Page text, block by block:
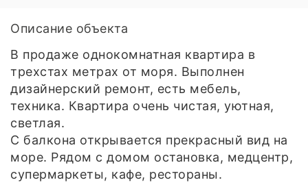
Описание объекта
В продаже однокомнатная квартира в
трехстах метрах от моря. Выполнен
дизайнерский ремонт, есть мебель,
техника. Квартира очень чистая, уютная,
светлая.
С балкона открывается прекрасный вид на
море. Рядом с домом остановка, медцентр,
супермаркеты, кафе, рестораны.